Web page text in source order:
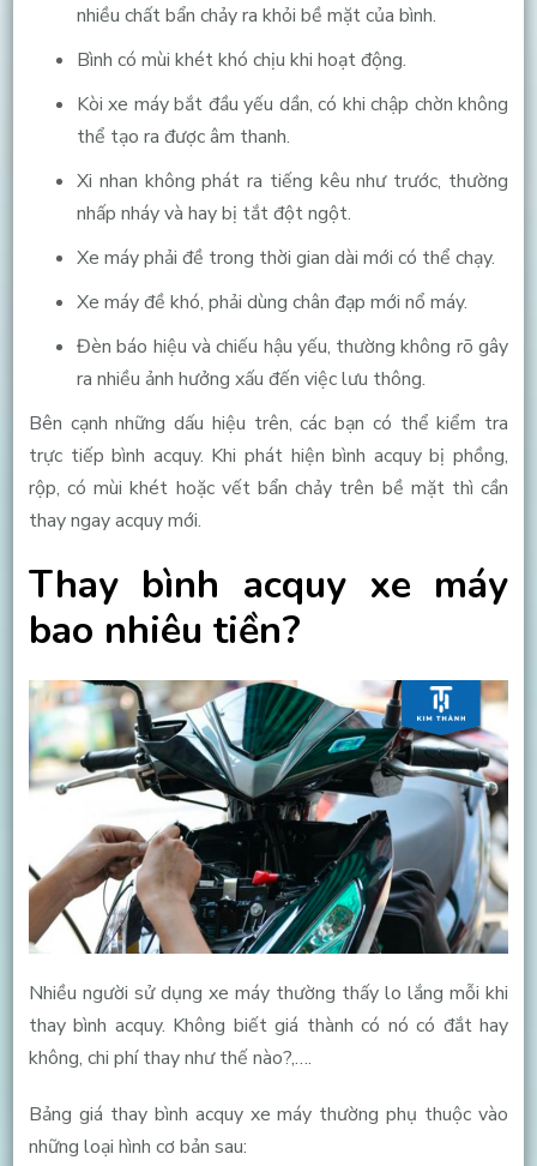
nhiều chất bẩn chảy ra khỏi bề mặt của bình.
Bình có mùi khét khó chịu khi hoạt động.
Kòi xe máy bắt đầu yếu dần, có khi chập chờn không
thể tạo ra được âm thanh.
Xi nhan không phát ra tiếng kêu như trước, thường
nhấp nháy và hay bị tắt đột ngột.
Xe máy phải đề trong thời gian dài mới có thể chạy.
Xe máy đề khó, phải dùng chân đạp mới nổ máy.
Đèn báo hiệu và chiếu hậu yếu, thường không rõ gây
ra nhiều ảnh hưởng xấu đến việc lưu thông.
Bên cạnh những dấu hiệu trên, các bạn có thể kiểm tra
trực tiếp bình acquy. Khi phát hiện bình acquy bị phồng,
rộp, có mùi khét hoặc vết bẩn chảy trên bề mặt thì cần
thay ngay acquy mới.
Thay bình acquy xe máy
bao nhiêu tiền?
Nhiều người sử dụng xe máy thường thấy lo lắng mỗi khi
thay bình acquy. Không biết giá thành có nó có đắt hay
không, chi phí thay như thế nào?,….
Bảng giá thay bình acquy xe máy thường phụ thuộc vào
những loại hình cơ bản sau: